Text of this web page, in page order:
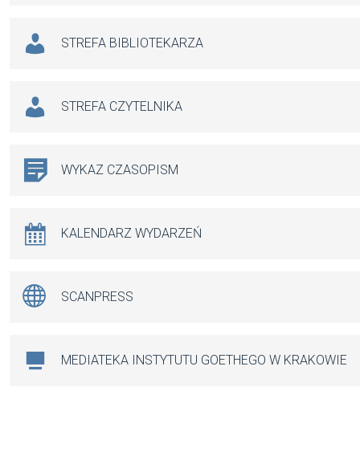
STREFA BIBLIOTEKARZA
STREFA CZYTELNIKA
WYKAZ CZASOPISM
KALENDARZ WYDARZEŃ
SCANPRESS
MEDIATEKA INSTYTUTU GOETHEGO W KRAKOWIE